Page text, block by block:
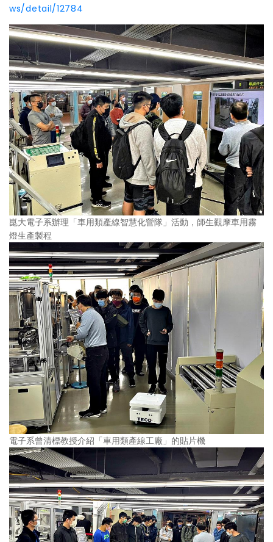
ws/detail/12784
崑大電子系辦理「車用類產線智慧化營隊」活動，師生觀摩車用霧
燈生產製程
電子系曾清標教授介紹「車用類產線工廠」的貼片機